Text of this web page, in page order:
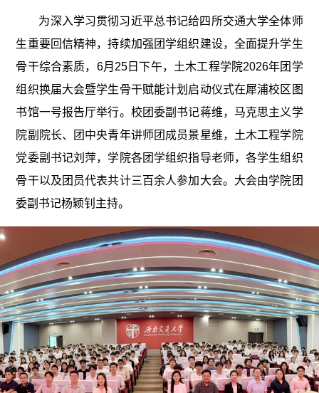
为深入学习贯彻习近平总书记给四所交通大学全体师
生重要回信精神，持续加强团学组织建设，全面提升学生
骨干综合素质，6月25日下午，土木工程学院2026年团学
组织换届大会暨学生骨干赋能计划启动仪式在犀浦校区图
书馆一号报告厅举行。校团委副书记蒋维，马克思主义学
院副院长、团中央青年讲师团成员景星维，土木工程学院
党委副书记刘萍，学院各团学组织指导老师，各学生组织
骨干以及团员代表共计三百余人参加大会。大会由学院团
委副书记杨颖钊主持。